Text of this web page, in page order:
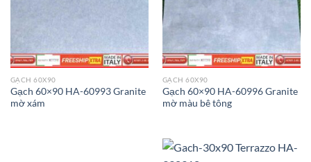
GẠCH 60X90
Gạch 60×90 HA-60993 Granite
mờ xám
GẠCH 60X90
Gạch 60×90 HA-60996 Granite
mờ màu bê tông